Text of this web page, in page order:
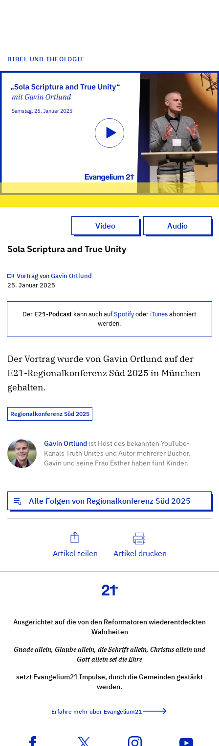
BIBEL UND THEOLOGIE
Video Audio
Sola Scriptura and True Unity
VortragvonGavin Ortlund
25. Januar 2025
Der E21-Podcast kann auch aufSpotifyoder iTunesabonniert
werden.
Der Vortrag wurde von Gavin Ortlund auf der
E21-Regionalkonferenz Süd 2025 in München
gehalten.
Regionalkonferenz Süd 2025
Gavin Ortlund ist Host des bekannten YouTube-
Kanals Truth Unites und Autor mehrerer Bücher.
Gavin und seine Frau Esther haben fünf Kinder.
Alle Folgen von Regionalkonferenz Süd 2025
Artikel teilen Artikel drucken
Ausgerichtet auf die von den Reformatoren wiederentdeckten
Wahrheiten
Gnade allein, Glaube allein, die Schrift allein, Christus allein und
Gott allein sei die Ehre
setzt Evangelium21 Impulse, durch die Gemeinden gestärkt
werden.
Erfahre mehr über Evangelium21